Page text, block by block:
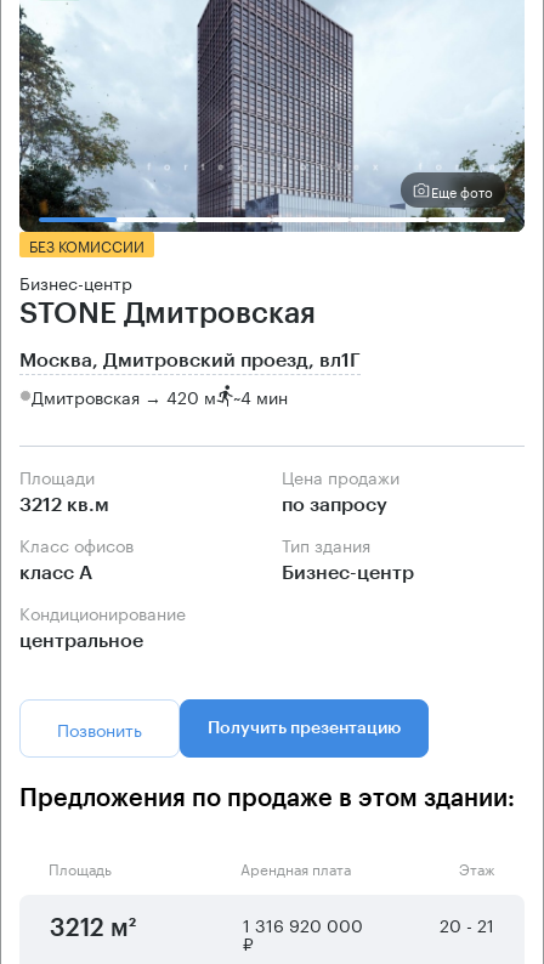
Еще фото
БЕЗ КОМИССИИ
Бизнес-центр
STONE Дмитровская
Москва, Дмитровский проезд, вл1Г
Дмитровская → 420 м ~4 мин
Площади
3212 кв.м
Цена продажи
по запросу
Класс офисов
класс А
Тип здания
Бизнес-центр
Кондиционирование
центральное
Позвонить Получить презентацию
Предложения по продаже в этом здании:
Площадь Арендная плата Этаж
3212 м² 1 316 920 000
₽
20 - 21